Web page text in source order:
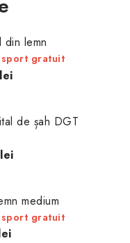
din lemn
gratuit
de șah DGT
medium
gratuit